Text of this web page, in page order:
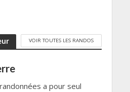
VOIR TOUTES LES RANDOS
a pour seul